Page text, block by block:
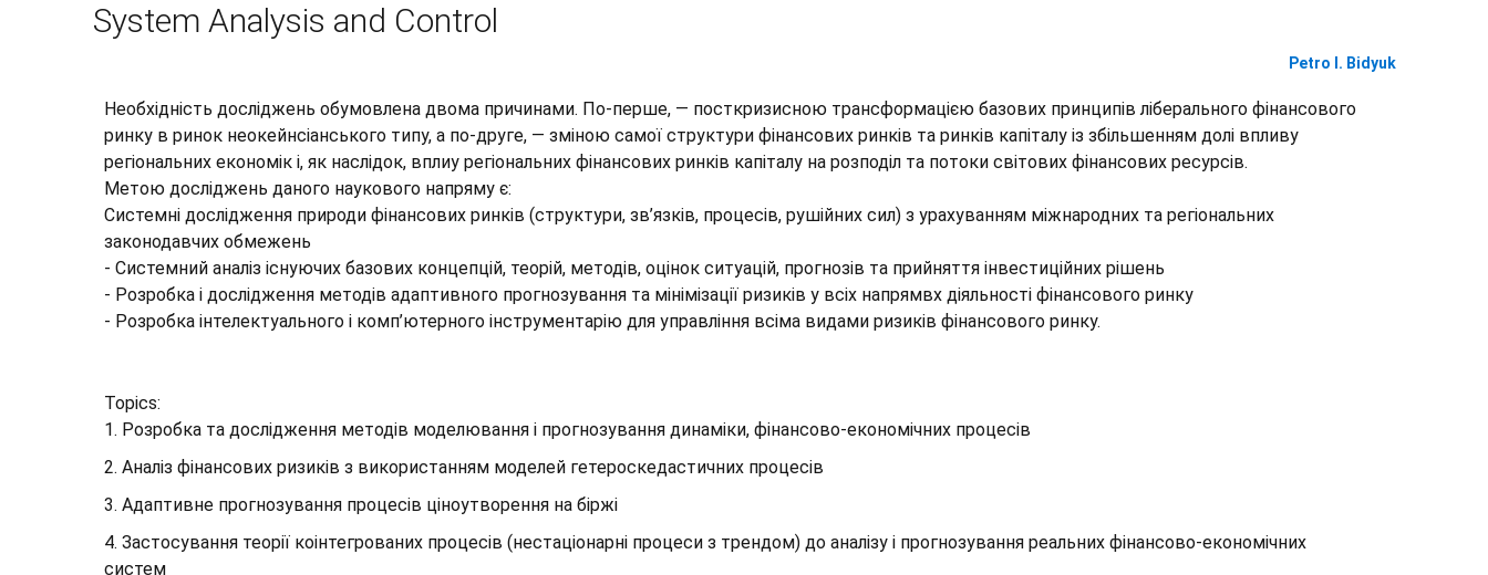
System Analysis and Control
Petro I. Bidyuk
Необхідність досліджень обумовлена двома причинами. По-перше, — посткризисною трансформацією базових принципів ліберального фінансового
ринку в ринок неокейнсіанського типу, а по-друге, — зміною самої структури фінансових ринків та ринків капіталу із збільшенням долі впливу
регіональних економік і, як наслідок, вплиу регіональних фінансових ринків капіталу на розподіл та потоки світових фінансових ресурсів.
Метою досліджень даного наукового напряму є:
Системні дослідження природи фінансових ринків (структури, зв’язків, процесів, рушійних сил) з урахуванням міжнародних та регіональних
законодавчих обмежень
- Системний аналіз існуючих базових концепцій, теорій, методів, оцінок ситуацій, прогнозів та прийняття інвестиційних рішень
- Розробка і дослідження методів адаптивного прогнозування та мінімізації ризиків у всіх напрямвх діяльності фінансового ринку
- Розробка інтелектуального і комп’ютерного інструментарію для управління всіма видами ризиків фінансового ринку.
Topics:
1. Розробка та дослідження методів моделювання і прогнозування динаміки, фінансово-економічних процесів
2. Аналіз фінансових ризиків з використанням моделей гетероскедастичних процесів
3. Адаптивне прогнозування процесів ціноутворення на біржі
4. Застосування теорії коінтегрованих процесів (нестаціонарні процеси з трендом) до аналізу і прогнозування реальних фінансово-економічних
систем